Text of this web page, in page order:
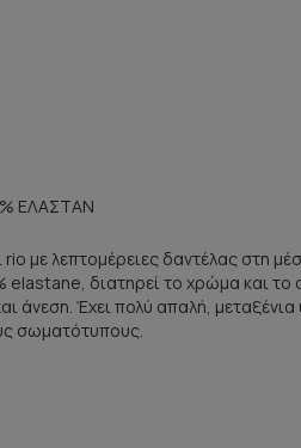
ΕΛΑΣΤΑΝ
με λεπτομέρειες δαντέλας στη
elastane, διατηρεί το χρώμα και το
άνεση. Έχει πολύ απαλή,
σωματότυπους.